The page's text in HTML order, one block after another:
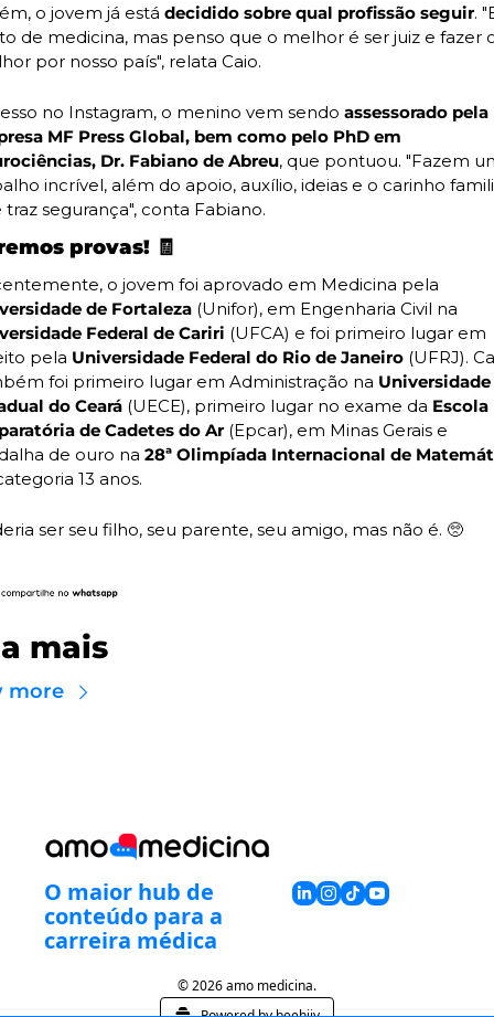
o jovem já está decidido sobre qual profissão seguir.
de medicina, mas penso que o melhor é ser juiz e fazer
por nosso país", relata Caio.
no Instagram, o menino vem sendo assessorado pela
MF Press Global, bem como pelo PhD em
Dr. Fabiano de Abreu, que pontuou. "Fazem
incrível, além do apoio, auxílio, ideias e o carinho
traz segurança", conta Fabiano.
provas! 🧾
de Fortaleza
Federal de Cariri (UFCA) e foi primeiro lugar em
pela Universidade Federal do Rio de Janeiro (UFRJ).
foi primeiro lugar em Administração na Universidade
do Ceará (UECE), primeiro lugar no exame da Escola
de Cadetes do Ar (Epcar), em Minas Gerais e
de ouro na 28ª Olimpíada Internacional de
13 anos.
ser seu filho, seu parente, seu amigo, mas não é. 🥺
mais
more
O maior hub de
conteúdo para a
carreira médica
© 2026 amo medicina.